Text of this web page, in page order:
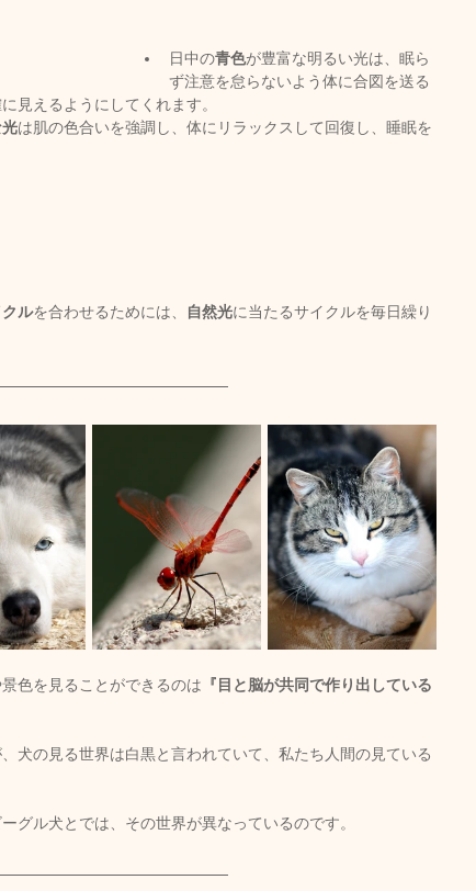
taeAromaサロン
日中の青色が豊富な明るい光は、眠ら
ず注意を怠らないよう体に合図を送る
見えるようにしてくれます。
は肌の色合いを強調し、体にリラックスして回復し、睡眠を
ルを合わせるためには、 自然光に当たるサイクルを毎日繰り
色を見ることができるのは 『目と脳が共同で作り出している
犬の見る世界は白黒と言われていて、私たち人間の見ている
グル犬とでは、その世界が異なっているのです。